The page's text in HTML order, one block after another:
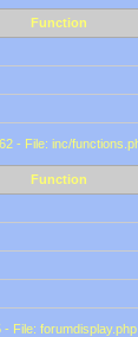
Function
- File: inc/
Function
File: